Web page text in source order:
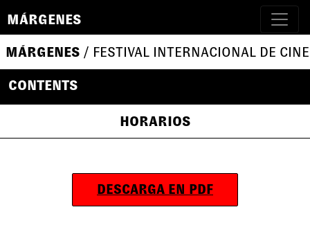
MÁRGENES
MÁRGENES / FESTIVAL INTERNACIONAL DE
CONTENTS
HORARIOS
DESCARGA EN PDF